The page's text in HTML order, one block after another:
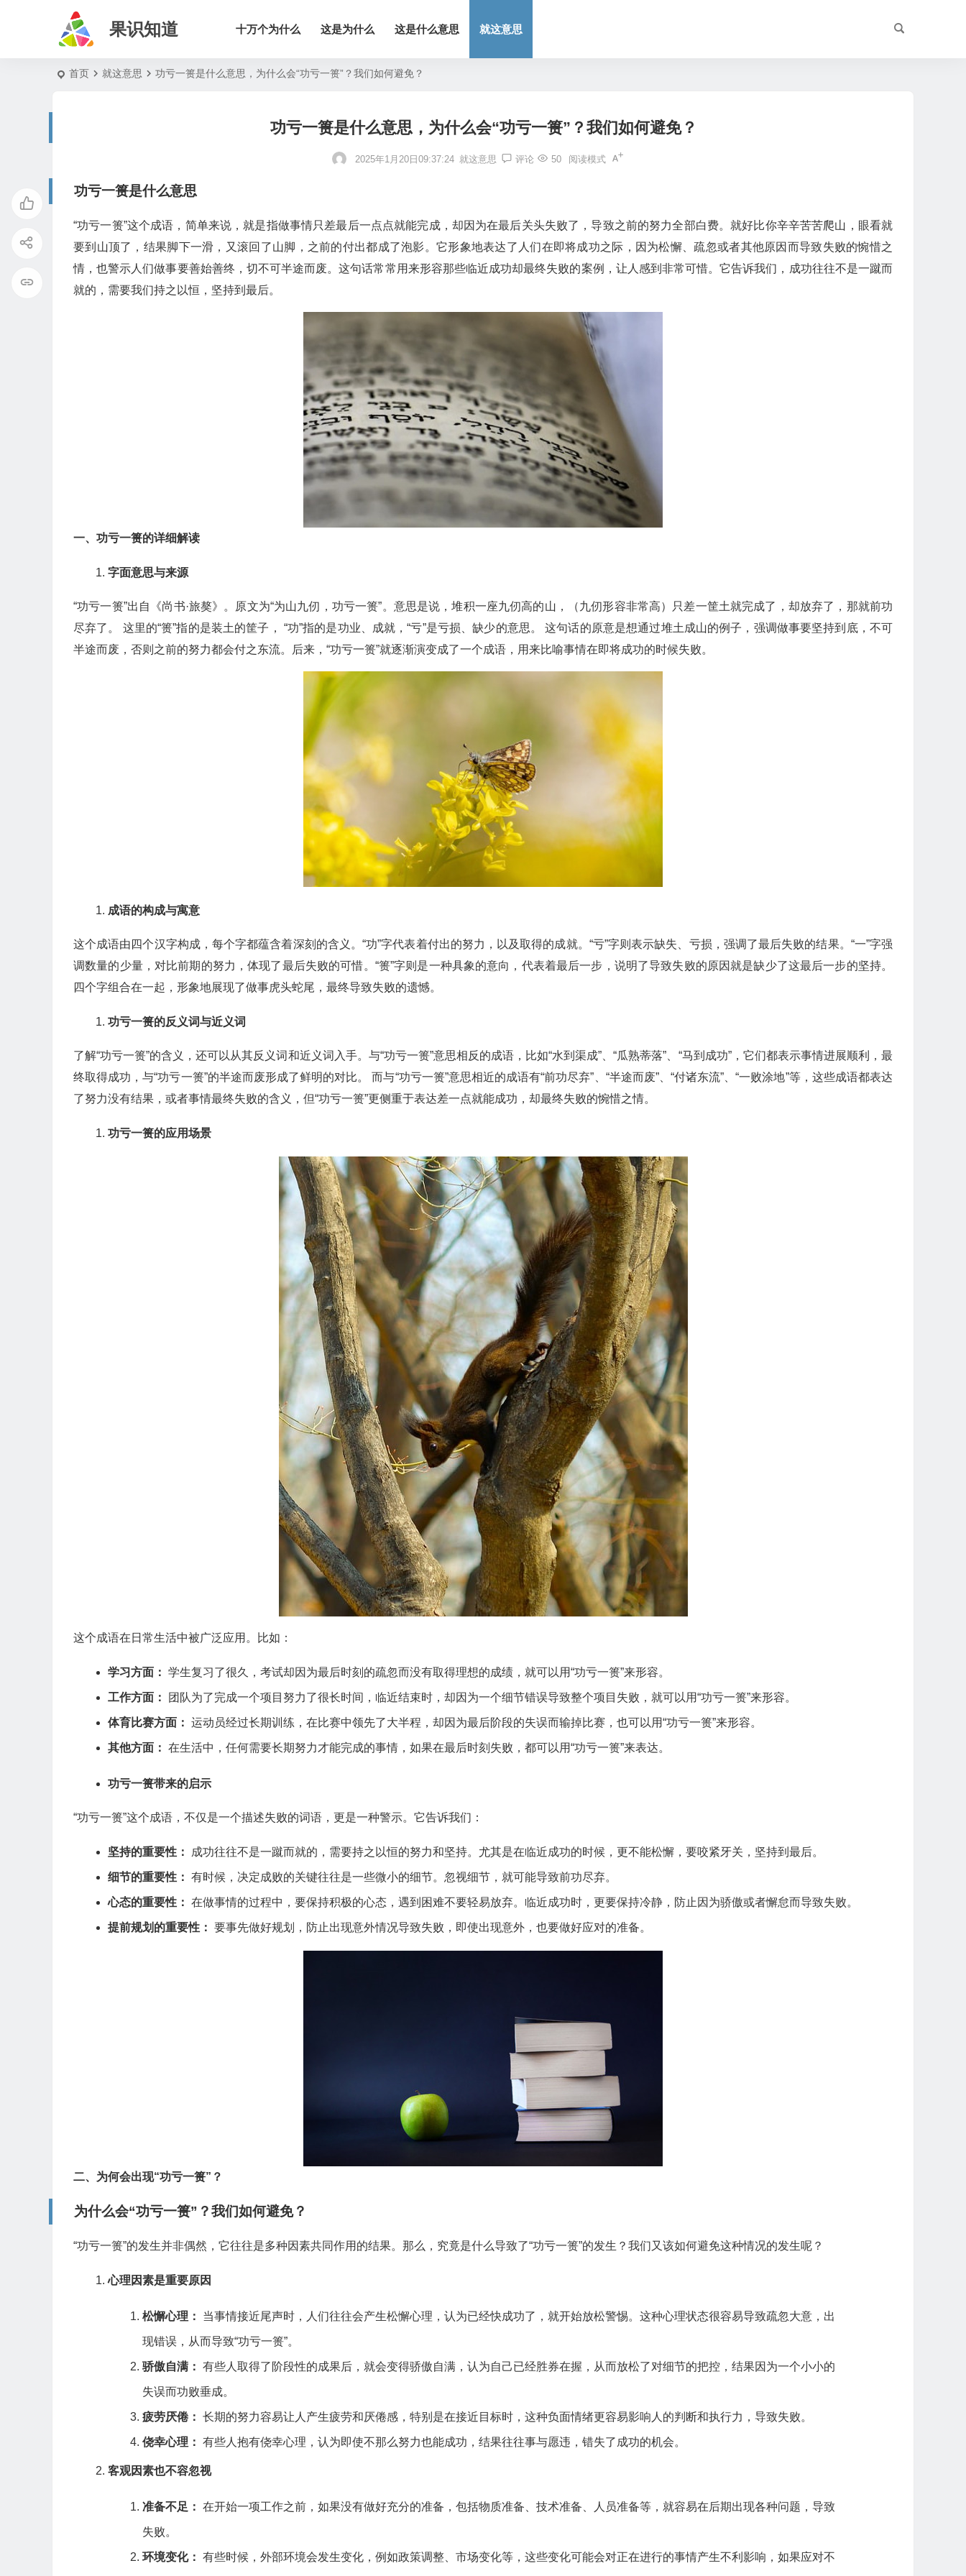
果识知道 十万个为什么 这是为什么 这是什么意思 就这意思
首页 就这意思 功亏一篑是什么意思，为什么会“功亏一篑”？我们如何避免？
功亏一篑是什么意思，为什么会“功亏一篑”？我们如何避免？
2025年1月20日09:37:24 就这意思 评论 50 阅读模式
功亏一篑是什么意思
“功亏一篑”这个成语，简单来说，就是指做事情只差最后一点点就能完成，却因为在最后关头失败了，导致之前的努力全部白费。就好比你辛辛苦苦爬山，眼看就
要到山顶了，结果脚下一滑，又滚回了山脚，之前的付出都成了泡影。它形象地表达了人们在即将成功之际，因为松懈、疏忽或者其他原因而导致失败的惋惜之
情，也警示人们做事要善始善终，切不可半途而废。这句话常常用来形容那些临近成功却最终失败的案例，让人感到非常可惜。它告诉我们，成功往往不是一蹴而
就的，需要我们持之以恒，坚持到最后。
一、功亏一篑的详细解读
字面意思与来源
“功亏一篑”出自《尚书·旅獒》。原文为“为山九仞，功亏一篑”。意思是说，堆积一座九仞高的山，（九仞形容非常高）只差一筐土就完成了，却放弃了，那就前功
尽弃了。 这里的“篑”指的是装土的筐子， “功”指的是功业、成就，“亏”是亏损、缺少的意思。 这句话的原意是想通过堆土成山的例子，强调做事要坚持到底，不可
半途而废，否则之前的努力都会付之东流。后来，“功亏一篑”就逐渐演变成了一个成语，用来比喻事情在即将成功的时候失败。
成语的构成与寓意
这个成语由四个汉字构成，每个字都蕴含着深刻的含义。“功”字代表着付出的努力，以及取得的成就。“亏”字则表示缺失、亏损，强调了最后失败的结果。“一”字强
调数量的少量，对比前期的努力，体现了最后失败的可惜。“篑”字则是一种具象的意向，代表着最后一步，说明了导致失败的原因就是缺少了这最后一步的坚持。
四个字组合在一起，形象地展现了做事虎头蛇尾，最终导致失败的遗憾。
功亏一篑的反义词与近义词
了解“功亏一篑”的含义，还可以从其反义词和近义词入手。与“功亏一篑”意思相反的成语，比如“水到渠成”、“瓜熟蒂落”、“马到成功”，它们都表示事情进展顺利，最
终取得成功，与“功亏一篑”的半途而废形成了鲜明的对比。 而与“功亏一篑”意思相近的成语有“前功尽弃”、“半途而废”、“付诸东流”、“一败涂地”等，这些成语都表达
了努力没有结果，或者事情最终失败的含义，但“功亏一篑”更侧重于表达差一点就能成功，却最终失败的惋惜之情。
功亏一篑的应用场景
这个成语在日常生活中被广泛应用。比如：
学习方面： 学生复习了很久，考试却因为最后时刻的疏忽而没有取得理想的成绩，就可以用“功亏一篑”来形容。
工作方面： 团队为了完成一个项目努力了很长时间，临近结束时，却因为一个细节错误导致整个项目失败，就可以用“功亏一篑”来形容。
体育比赛方面： 运动员经过长期训练，在比赛中领先了大半程，却因为最后阶段的失误而输掉比赛，也可以用“功亏一篑”来形容。
其他方面： 在生活中，任何需要长期努力才能完成的事情，如果在最后时刻失败，都可以用“功亏一篑”来表达。
功亏一篑带来的启示
“功亏一篑”这个成语，不仅是一个描述失败的词语，更是一种警示。它告诉我们：
坚持的重要性： 成功往往不是一蹴而就的，需要持之以恒的努力和坚持。尤其是在临近成功的时候，更不能松懈，要咬紧牙关，坚持到最后。
细节的重要性： 有时候，决定成败的关键往往是一些微小的细节。忽视细节，就可能导致前功尽弃。
心态的重要性： 在做事情的过程中，要保持积极的心态，遇到困难不要轻易放弃。临近成功时，更要保持冷静，防止因为骄傲或者懈怠而导致失败。
提前规划的重要性： 要事先做好规划，防止出现意外情况导致失败，即使出现意外，也要做好应对的准备。
二、为何会出现“功亏一篑”？
为什么会“功亏一篑”？我们如何避免？
“功亏一篑”的发生并非偶然，它往往是多种因素共同作用的结果。那么，究竟是什么导致了“功亏一篑”的发生？我们又该如何避免这种情况的发生呢？
心理因素是重要原因
松懈心理： 当事情接近尾声时，人们往往会产生松懈心理，认为已经快成功了，就开始放松警惕。这种心理状态很容易导致疏忽大意，出
现错误，从而导致“功亏一篑”。
骄傲自满： 有些人取得了阶段性的成果后，就会变得骄傲自满，认为自己已经胜券在握，从而放松了对细节的把控，结果因为一个小小的
失误而功败垂成。
疲劳厌倦： 长期的努力容易让人产生疲劳和厌倦感，特别是在接近目标时，这种负面情绪更容易影响人的判断和执行力，导致失败。
侥幸心理： 有些人抱有侥幸心理，认为即使不那么努力也能成功，结果往往事与愿违，错失了成功的机会。
客观因素也不容忽视
准备不足： 在开始一项工作之前，如果没有做好充分的准备，包括物质准备、技术准备、人员准备等，就容易在后期出现各种问题，导致
失败。
环境变化： 有些时候，外部环境会发生变化，例如政策调整、市场变化等，这些变化可能会对正在进行的事情产生不利影响，如果应对不